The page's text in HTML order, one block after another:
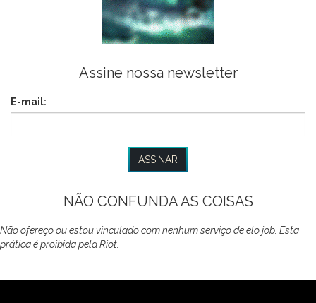
Assine nossa newsletter
E-mail:
NÃO CONFUNDA AS COISAS
Não ofereço ou estou vinculado com nenhum serviço de elo job. Esta
prática é proibida pela Riot.